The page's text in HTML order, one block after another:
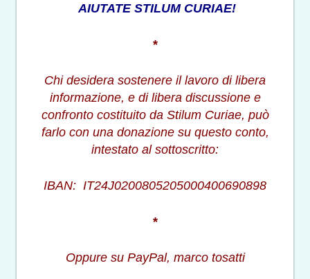
AIUTATE STILUM CURIAE!
*
Chi desidera sostenere il lavoro di libera
informazione, e di libera discussione e
confronto costituito da Stilum Curiae, può
farlo con una donazione su questo conto,
intestato al sottoscritto:
IBAN: IT24J0200805205000400690898
*
Oppure su PayPal, marco tosatti